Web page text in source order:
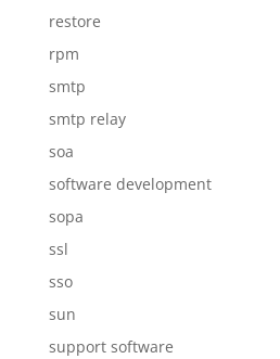
restore
rpm
smtp
smtp relay
soa
software development
sopa
ssl
sso
sun
support software